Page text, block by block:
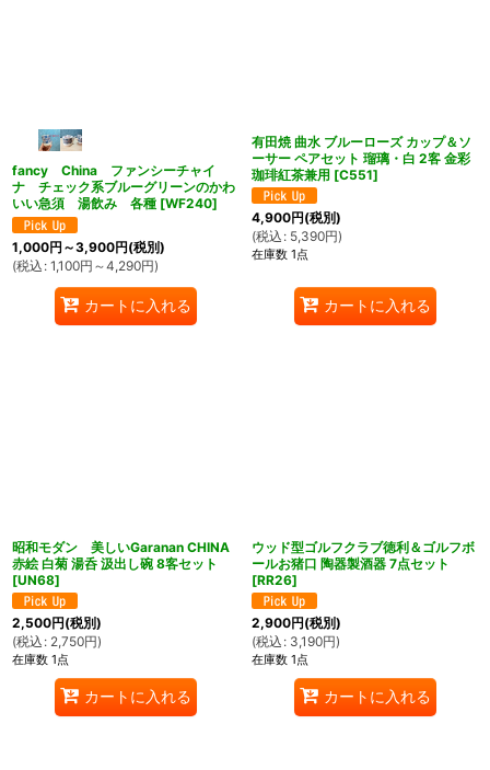
fancy China ファンシーチャイ
ナ チェック系ブルーグリーンのかわ
いい急須 湯飲み 各種 [WF240]
1,000円 ～3,900円(税別)
(税込 : 1,100円 ～4,290円)
カートに入れる
有田焼 曲水 ブルーローズ カップ＆ソ
ーサー ペアセット 瑠璃・白 2客 金彩
珈琲紅茶兼用 [C551]
4,900円(税別)
(税込 : 5,390円)
在庫数 1点
カートに入れる
昭和モダン 美しいGaranan CHINA
赤絵 白菊 湯呑 汲出し碗 8客セット
[UN68]
2,500円(税別)
(税込 : 2,750円)
在庫数 1点
カートに入れる
ウッド型ゴルフクラブ徳利＆ゴルフボ
ールお猪口 陶器製酒器 7点セット
[RR26]
2,900円(税別)
(税込 : 3,190円)
在庫数 1点
カートに入れる